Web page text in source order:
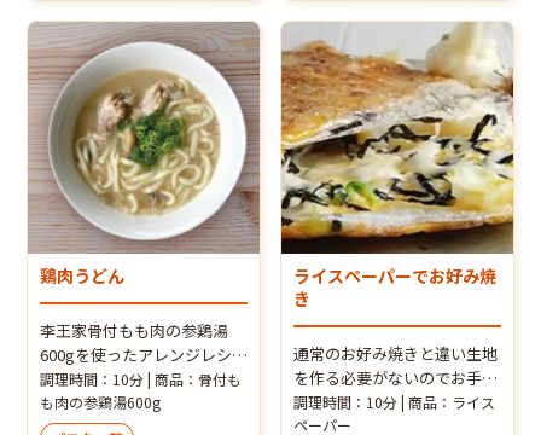
鶏肉うどん
李王家骨付もも肉の参鶏湯
600gを使ったアレンジレシ
ピ！参鶏湯の深い旨味の鶏ス
ープで作る、鶏肉うどん。簡
単なのにお店レベルの味わい
調理時間：10分 | 商品：骨付も
も肉の参鶏湯600g
ライスペーパーでお好み焼
き
通常のお好み焼きと違い生地
を作る必要がないのでお手軽
です！グルテンフリーなヘル
シーお好み焼き♪
調理時間：10分 | 商品：ライス
ペーパー